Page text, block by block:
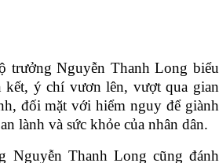
trưởng Nguyễn Thanh Long biểu
kết, ý chí vươn lên, vượt qua gian
đối mặt với hiểm nguy để giành
lành và sức khỏe của nhân dân.
Nguyễn Thanh Long cũng đánh